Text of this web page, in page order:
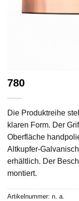
780
Die Produktreihe
klaren Form. Der
Oberfläche
Altkupfer-
erhältlich. Der
montiert.
Artikelnummer: n. a.